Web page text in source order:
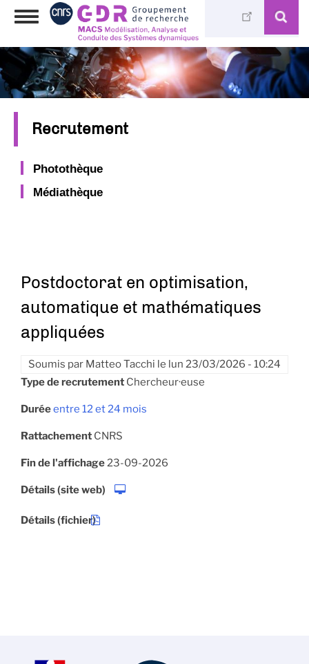
Aller
principal
Toggle
Recrutement
Photothèque
Médiathèque
Postdoctorat en optimisation,
automatique et mathématiques
appliquées
Soumis par Matteo Tacchi le lun 23/03/2026 - 10:24
Type de recrutement Chercheur·euse
Duréeentre 12 et 24 mois
Rattachement CNRS
Fin de l'affichage23-09-2026
Détails (site web)
Détails (fichier)